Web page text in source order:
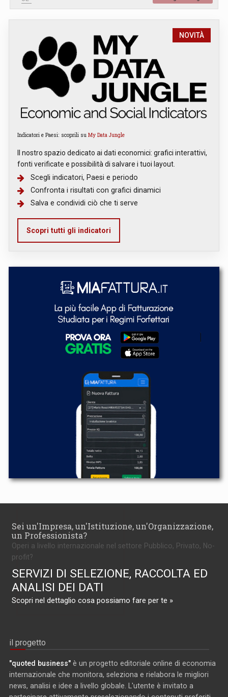
NOVITÀ
Indicatori e Paesi: scoprili su My Data Jungle
Il nostro spazio dedicato ai dati economici: grafici interattivi,
fonti verificate e possibilità di salvare i tuoi layout.
Scegli indicatori, Paesi e periodo
Confronta i risultati con grafici dinamici
Salva e condividi ciò che ti serve
Scopri tutti gli indicatori
Sei un'Impresa, un'Istituzione, un'Organizzazione,
un Professionista?
Operi a livello internazionale nel settore Pubblico, Privato, No-
profit?
SERVIZI DI SELEZIONE, RACCOLTA ED
ANALISI DEI DATI
Scopri nel dettaglio cosa possiamo fare per te »
il progetto
"quoted business" è un progetto editoriale online di economia
internazionale che monitora, seleziona e rielabora le migliori
news, analisi e idee a livello globale. L'utente è invitato a